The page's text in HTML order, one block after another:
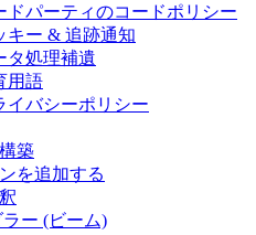
ドパーティのコードポリシー
キー & 追跡通知
タ処理補遺
用語
イバシーポリシー
築
を追加する
ー (ビーム)